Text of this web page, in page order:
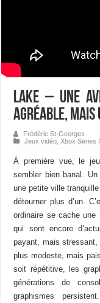
Lake – Une
agréable, mais
Frédéric St-Georges
Jeux vidéo ,Xbox Series
À première vue, le
sembler bien banal.
une petite ville
détourner plus d’un.
ordinaire se cache une
qui sont encore
payant, mais
plus modeste, mais
soit répétitive, les
générations de
graphismes